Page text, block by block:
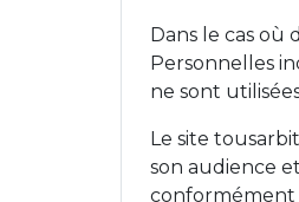
Dans le cas où
Personnelles
ne sont
Le site
son audience
conformément